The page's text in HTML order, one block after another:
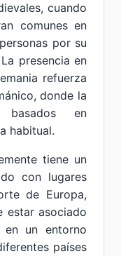
cuando
comunes en
por su
presencia en
refuerza
donde la
basados en
habitual.
tiene un
con lugares
de Europa,
estar asociado
un entorno
países